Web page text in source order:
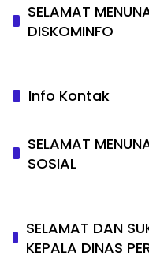
SELAMAT
DISKOMINFO
Info Kontak
SELAMAT
SOSIAL
SELAMAT DAN
KEPALA DINAS